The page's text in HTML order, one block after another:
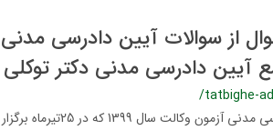
آیین دادرسی مدنی دکتر توکلی
/tatbighe-
سوالات آیین دادرسی